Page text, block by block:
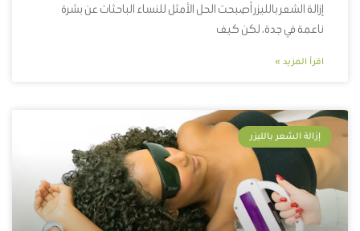
إزالة الشعر بالليزر أصبحت الحل الأمثل للنساء الباحثات عن بشرة
ناعمة في جدة، لكن كيف
اقرأ المزيد »
إزالة الشعر بالليزر